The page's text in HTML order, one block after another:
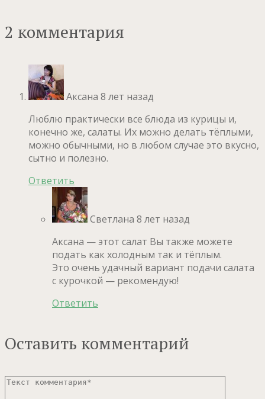
2 комментария
Аксана 8 лет назад
Люблю практически все блюда из курицы и,
конечно же, салаты. Их можно делать тёплыми,
можно обычными, но в любом случае это вкусно,
сытно и полезно.
Ответить
Светлана 8 лет назад
Аксана — этот салат Вы также можете
подать как холодным так и тёплым.
Это очень удачный вариант подачи салата
с курочкой — рекомендую!
Ответить
Оставить комментарий